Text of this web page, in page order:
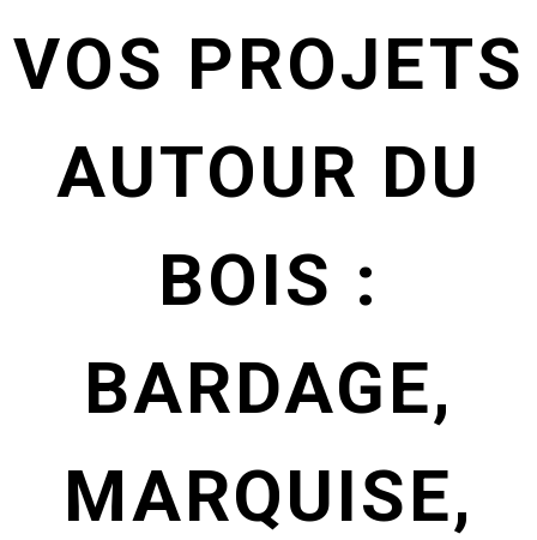
VOS PROJETS
AUTOUR DU
BOIS :
BARDAGE,
MARQUISE,